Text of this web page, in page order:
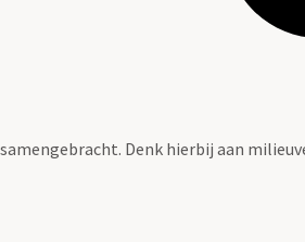
Denk hierbij aan